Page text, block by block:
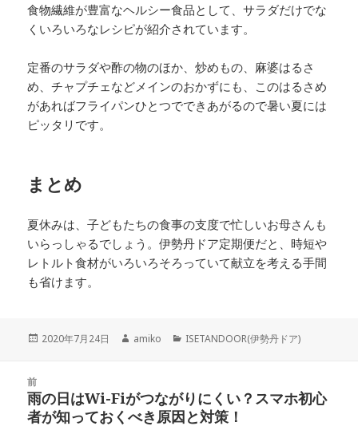
食物繊維が豊富なヘルシー食品として、サラダだけでな
くいろいろなレシピが紹介されています。
定番のサラダや酢の物のほか、炒めもの、麻婆はるさ
め、チャプチェなどメインのおかずにも、このはるさめ
があればフライパンひとつでできあがるので暑い夏には
ピッタリです。
まとめ
夏休みは、子どもたちの食事の支度で忙しいお母さんも
いらっしゃるでしょう。伊勢丹ドア定期便だと、時短や
レトルト食材がいろいろそろっていて献立を考える手間
も省けます。
投
2020年7月24日
作
amiko
カ
ー
ISETANDOOR(伊勢丹ドア)
前
前
の
雨の日はWi-Fiがつながりにくい？スマホ初心
者が知っておくべき原因と対策！